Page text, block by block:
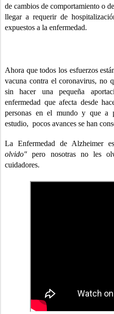
de cambios de comportamiento o
llegar a requerir de
expuestos a la enfermedad.
Ahora que todos los esfuerzos
vacuna contra el coronavirus, no
sin hacer una pequeña
enfermedad que afecta desde
personas en el mundo y que a
estudio, pocos avances se han
La Enfermedad de Alzheimer
olvido" pero nosotras no les
cuidadores.